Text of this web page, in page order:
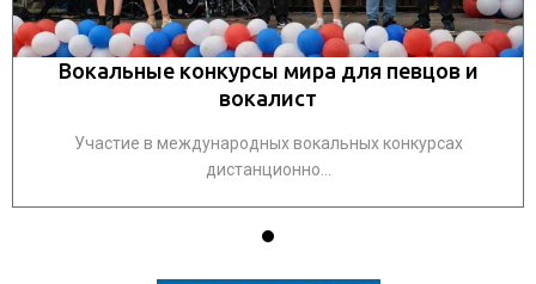
Вокальные конкурсы мира для певцов и
вокалист
Участие в международных вокальных конкурсах
дистанционно...